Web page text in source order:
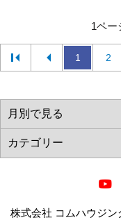
1ペー
1 2
株式会社 コムハウジン